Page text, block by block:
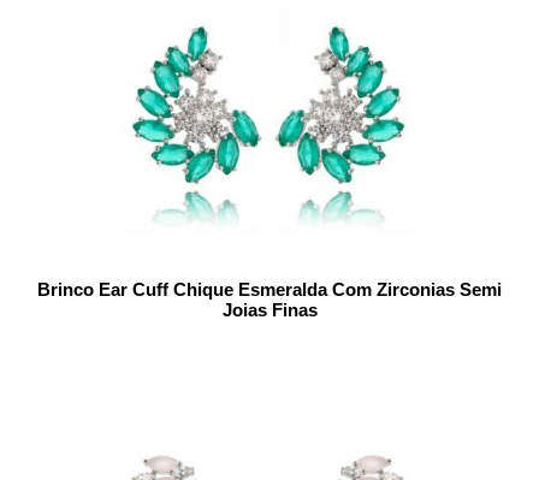
Brinco Ear Cuff Chique Esmeralda Com Zirconias Semi
Joias Finas